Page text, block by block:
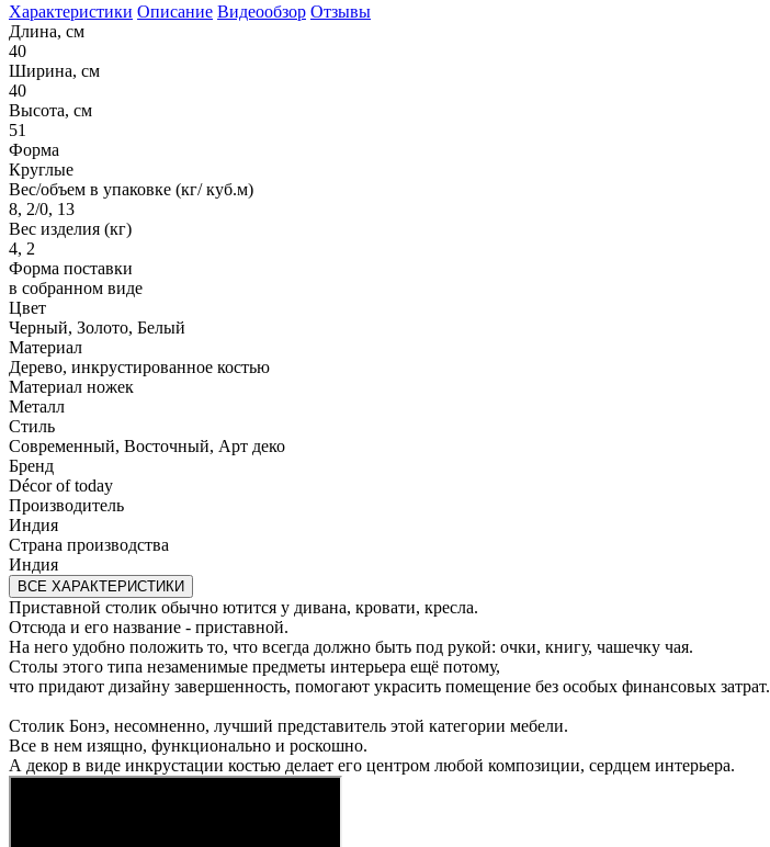
Характеристики Описание Видеообзор Отзывы
Длина, см
40
Ширина, см
40
Высота, см
51
Форма
Круглые
Вес/объем в упаковке (кг/ куб.м)
8, 2/0, 13
Вес изделия (кг)
4, 2
Форма поставки
в собранном виде
Цвет
Черный, Золото, Белый
Материал
Дерево, инкрустированное костью
Материал ножек
Металл
Стиль
Современный, Восточный, Арт деко
Бренд
Décor of today
Производитель
Индия
Страна производства
Индия
ВСЕ ХАРАКТЕРИСТИКИ
Приставной столик обычно ютится у дивана, кровати, кресла.
Отсюда и его название - приставной.
На него удобно положить то, что всегда должно быть под рукой: очки, книгу, чашечку чая.
Столы этого типа незаменимые предметы интерьера ещё потому,
что придают дизайну завершенность, помогают украсить помещение без особых финансовых затрат.
Столик Бонэ, несомненно, лучший представитель этой категории мебели.
Все в нем изящно, функционально и роскошно.
А декор в виде инкрустации костью делает его центром любой композиции, сердцем интерьера.